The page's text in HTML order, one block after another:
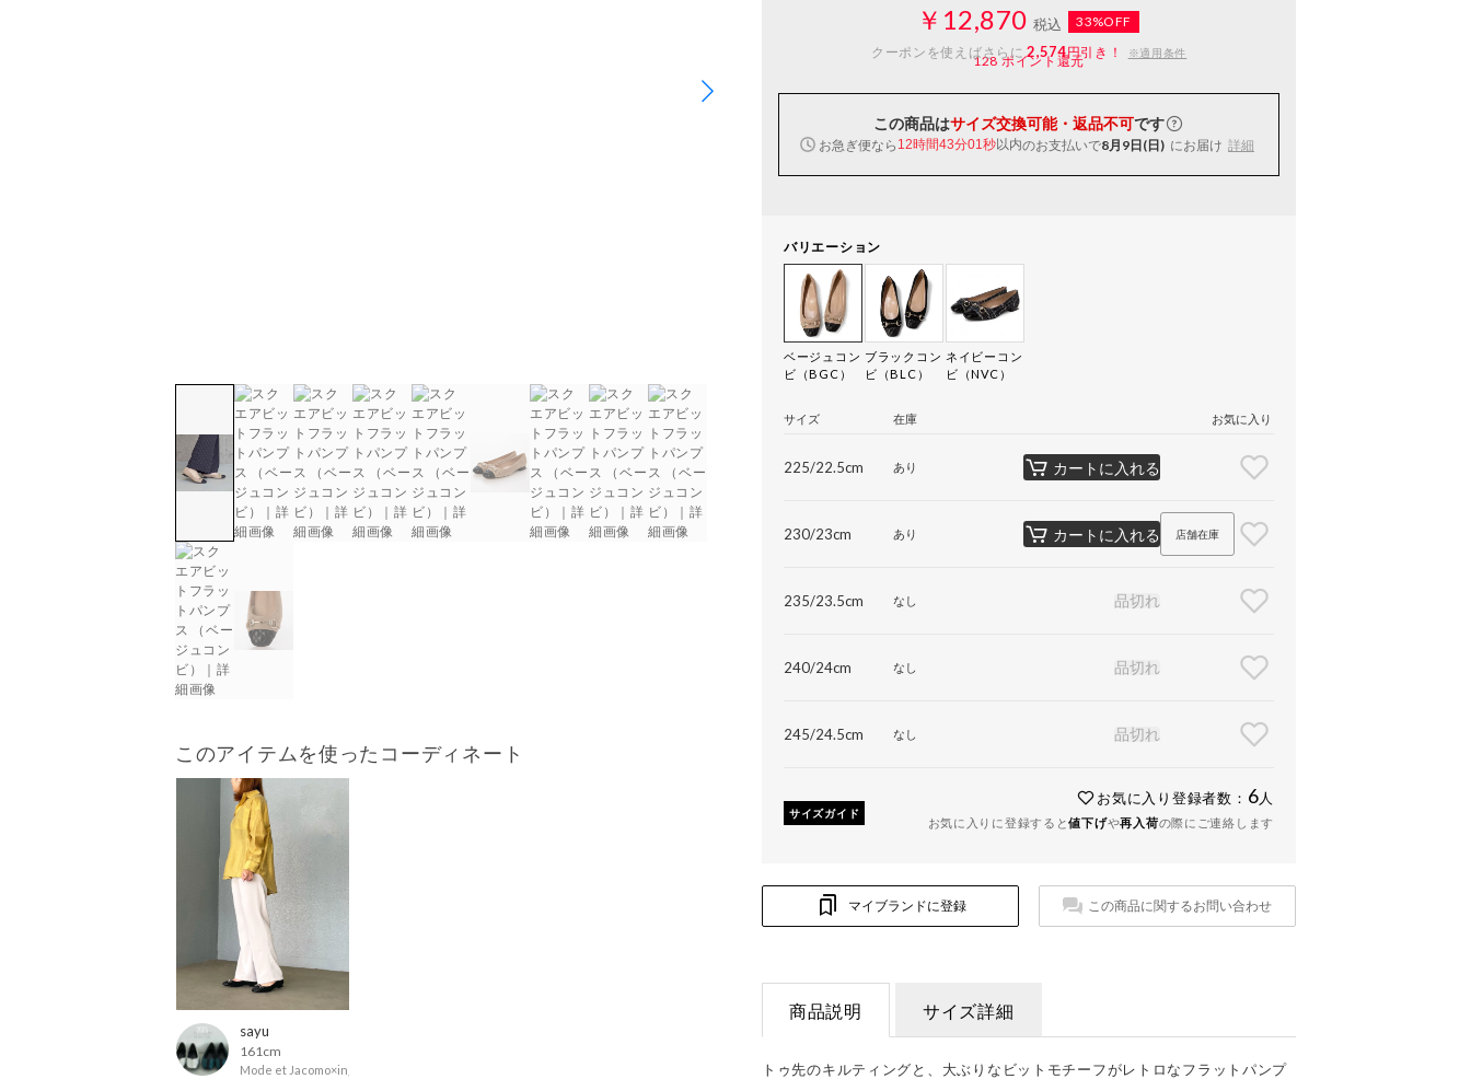
このアイテムを使ったコーディネート
sayu
161cm
Mode et Jacomo×ing
￥12,870 税込
33%OFF
クーポンを使えばさらに2,574円引き！ ※適用条件
128ポイント還元
この商品はサイズ交換可能・返品不可です
お急ぎ便なら 12時間43分01秒以内のお支払いで8月9日(日) にお届け 詳細
バリエーション
ベージュコン
ビ（BGC）
ブラックコン
ビ（BLC）
ネイビーコン
ビ（NVC）
サイズ 在庫 お気に入り
225/22.5cm あり カートに入れる
230/23cm あり カートに入れる 店舗在庫
235/23.5cm なし 品切れ
240/24cm なし 品切れ
245/24.5cm なし 品切れ
サイズガイド
お気に入り登録者数： 6 人
お気に入りに登録すると値下げや再入荷の際にご連絡します
マイブランドに登録 この商品に関するお問い合わせ
商品説明 サイズ詳細
トゥ先のキルティングと、大ぶりなビットモチーフがレトロなフラットパンプ